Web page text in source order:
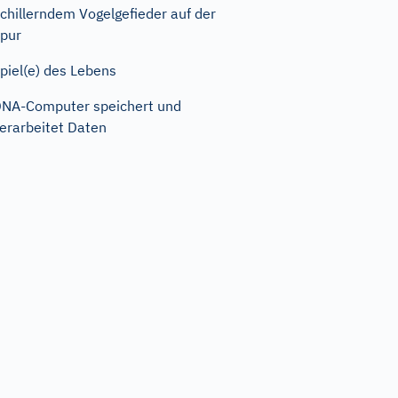
Vogelgefieder auf der
des Lebens
Computer speichert und
Daten